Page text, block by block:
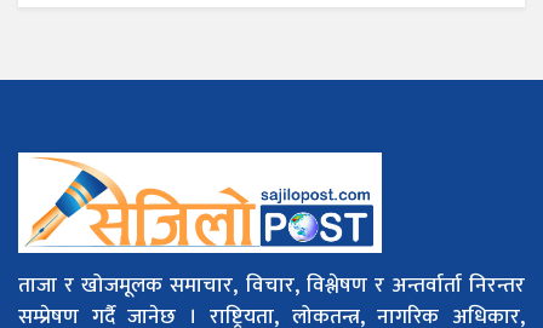
ताजा र खोजमूलक समाचार, विचार, विश्लेषण र अन्तर्वार्ता निरन्तर
सम्प्रेषण गर्दै जानेछ । राष्ट्रियता, लोकतन्त्र, नागरिक अधिकार,